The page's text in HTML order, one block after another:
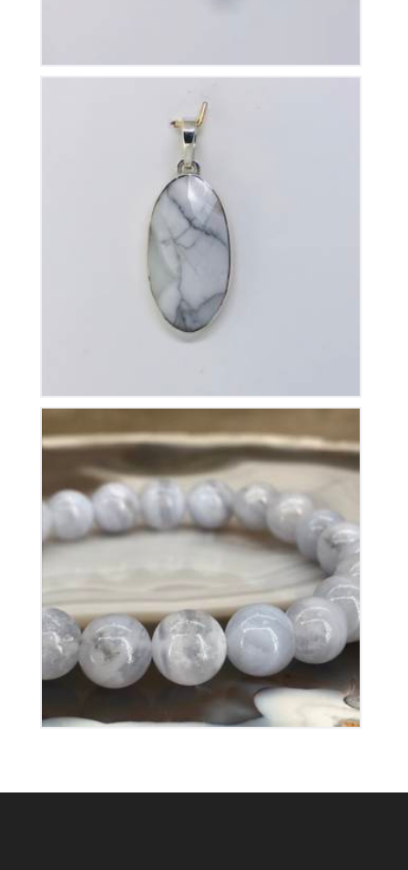
Pendentif Howlite
50 €
Bracelet Calcédoine Bleue